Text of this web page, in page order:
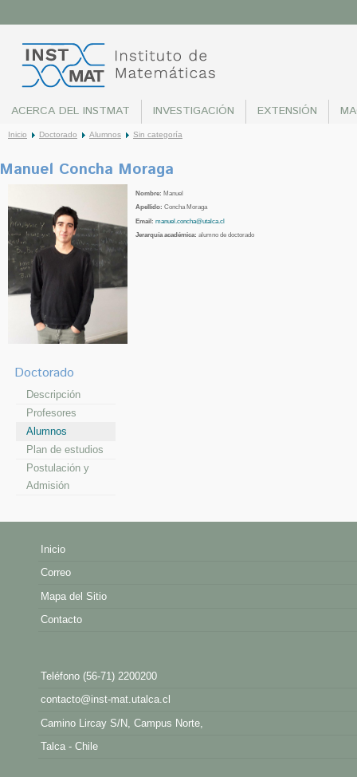
ACERCA DEL INSTMAT INVESTIGACIÓN EXTENSIÓN
Inicio Doctorado Alumnos Sin categoría
Manuel Concha Moraga
Nombre: Manuel
Apellido: Concha Moraga
Email:manuel.concha@utalca.cl
Jerarquía académica: alumno de doctorado
Doctorado
Descripción
Profesores
Alumnos
Plan de estudios
Postulación y
Admisión
Inicio
Correo
Mapa del Sitio
Contacto
Teléfono (56-71) 2200200
contacto@inst-mat.utalca.cl
Camino Lircay S/N, Campus Norte,
Talca - Chile